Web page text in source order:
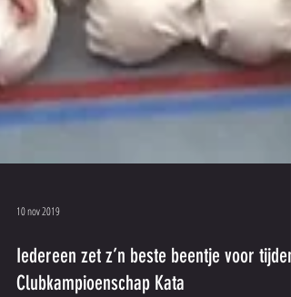
10 nov 2019